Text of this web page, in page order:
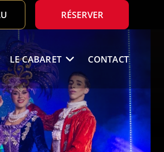
RÉSERVER
LE CABARET CONTACT